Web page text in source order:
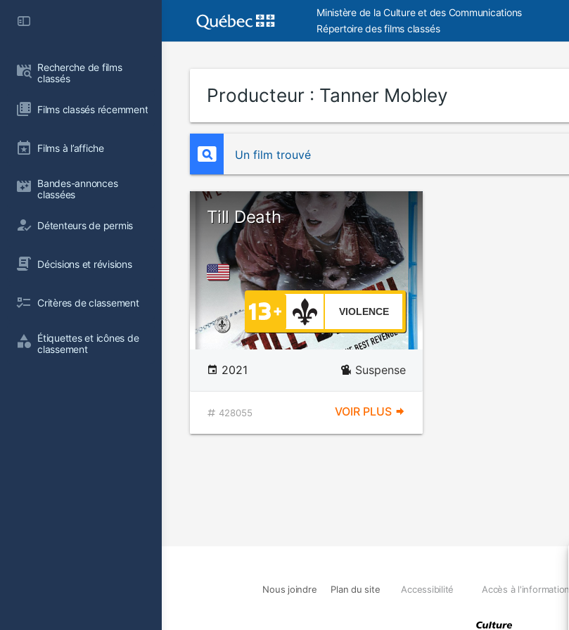
Recherche de films
classés
Films classés récemment
Films à l’affiche
Bandes-annonces
classées
Détenteurs de permis
Décisions et révisions
Critères de classement
Étiquettes et icônes de
classement
Ministère de la Culture et des Communications
Répertoire des films classés
Producteur : Tanner Mobley
Un film trouvé
Till Death
VIOLENCE
2021 Suspense
428055 VOIR PLUS
Nous joindre Plan du site Accessibilité Accès à l'information